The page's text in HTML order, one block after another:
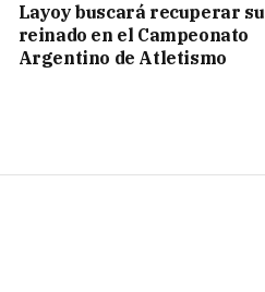
Layoy buscará recuperar su
reinado en el Campeonato
Argentino de Atletismo